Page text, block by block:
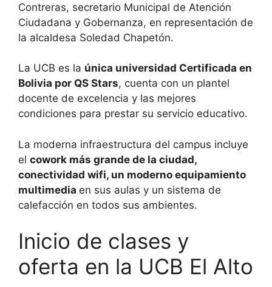
Contreras, secretario Municipal de Atención
Ciudadana y Gobernanza, en representación de
la alcaldesa Soledad Chapetón.
La UCB es la única universidad Certificada en
Bolivia por QS Stars, cuenta con un plantel
docente de excelencia y las mejores
condiciones para prestar su servicio educativo.
La moderna infraestructura del campus incluye
el cowork más grande de la ciudad,
conectividad wifi, un moderno equipamiento
multimedia en sus aulas y un sistema de
calefacción en todos sus ambientes.
Inicio de clases y
oferta en la UCB El Alto